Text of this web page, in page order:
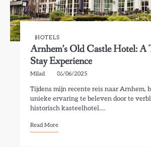
HOTELS
Arnhem’s Old Castle Hotel: A
Stay Experience
Milad 06/06/2025
Tijdens mijn recente reis naar Arnhem,
unieke ervaring te beleven door te
historisch kasteelhotel.…
Read More